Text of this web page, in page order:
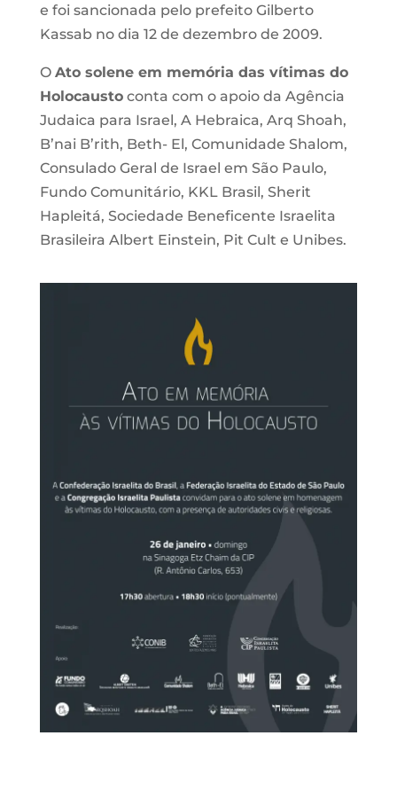
e foi sancionada pelo prefeito Gilberto
Kassab no dia 12 de dezembro de 2009.
O Ato solene em memória das vítimas do
Holocaustoconta com o apoio da Agência
Judaica para Israel, A Hebraica, Arq Shoah,
B’nai B’rith, Beth- El, Comunidade Shalom,
Consulado Geral de Israel em São Paulo,
Fundo Comunitário, KKL Brasil, Sherit
Hapleitá, Sociedade Beneficente Israelita
Brasileira Albert Einstein, Pit Cult e Unibes.